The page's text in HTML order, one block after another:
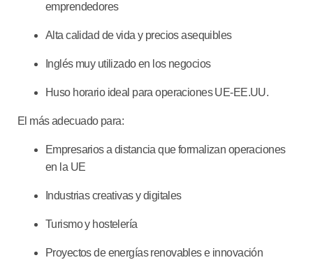
emprendedores
Alta calidad de vida y precios asequibles
Inglés muy utilizado en los negocios
Huso horario ideal para operaciones UE-EE.UU.
El más adecuado para:
Empresarios a distancia que formalizan operaciones
en la UE
Industrias creativas y digitales
Turismo y hostelería
Proyectos de energías renovables e innovación